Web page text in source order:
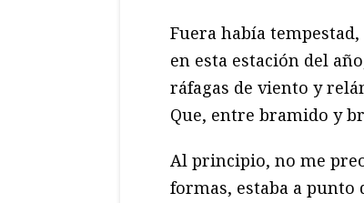
Fuera había
en esta estación del
ráfagas de viento y
Que, entre bramido y
Al principio, no me
formas, estaba a punto